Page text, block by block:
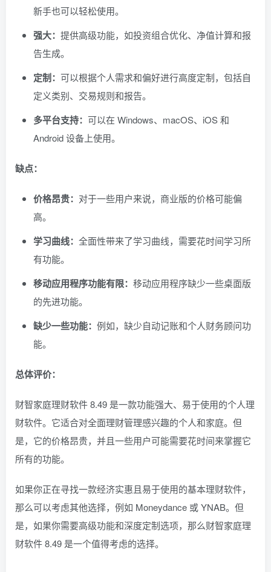
新手也可以轻松使用。
强大： 提供高级功能，如投资组合优化、净值计算和报
告生成。
定制： 可以根据个人需求和偏好进行高度定制，包括自
定义类别、交易规则和报告。
多平台支持： 可以在 Windows、macOS、iOS 和
Android 设备上使用。
缺点：
价格昂贵： 对于一些用户来说，商业版的价格可能偏
高。
学习曲线： 全面性带来了学习曲线，需要花时间学习所
有功能。
移动应用程序功能有限： 移动应用程序缺少一些桌面版
的先进功能。
缺少一些功能： 例如，缺少自动记账和个人财务顾问功
能。
总体评价：
财智家庭理财软件 8.49 是一款功能强大、易于使用的个人理
财软件。它适合对全面理财管理感兴趣的个人和家庭。但
是，它的价格昂贵，并且一些用户可能需要花时间来掌握它
所有的功能。
如果你正在寻找一款经济实惠且易于使用的基本理财软件，
那么可以考虑其他选择，例如 Moneydance 或 YNAB。但
是，如果你需要高级功能和深度定制选项，那么财智家庭理
财软件 8.49 是一个值得考虑的选择。